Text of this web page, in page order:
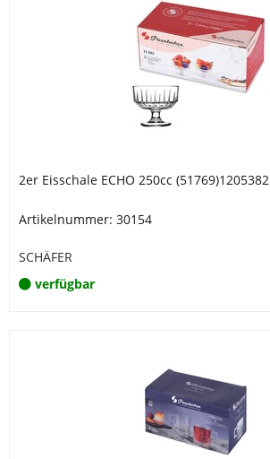
2er Eisschale ECHO 250cc (51769)1205382
Artikelnummer: 30154
SCHÄFER
verfügbar